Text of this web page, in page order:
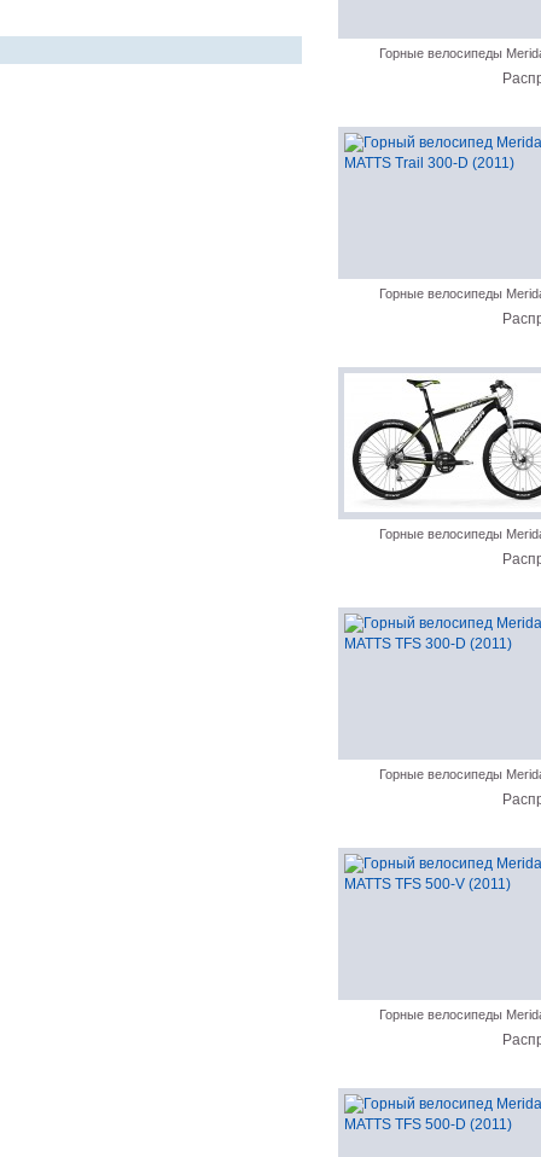
Горные велосипеды
Горные велосипеды
Горные велосипеды
Горные велосипеды
Горные велосипеды